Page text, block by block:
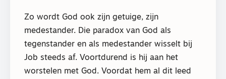
Zo wordt God ook zijn getuige, zijn
medestander. Die paradox van God als
tegenstander en als medestander wisselt bij
Job steeds af. Voortdurend is hij aan het
worstelen met God. Voordat hem al dit leed